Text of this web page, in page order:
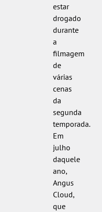
estar
drogado
durante
a
filmagem
de
várias
cenas
da
segunda
temporada.
Em
julho
daquele
ano,
Angus
Cloud,
que